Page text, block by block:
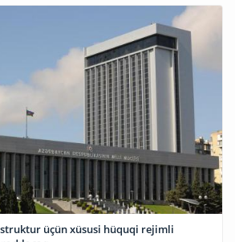
üçün xüsusi hüquqi rejimli